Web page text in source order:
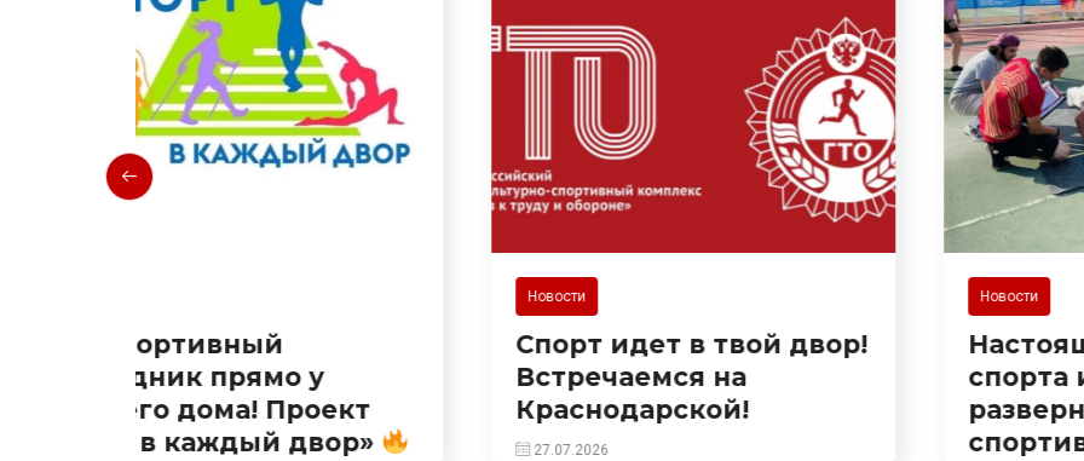
Спорт идет в твой двор!
Встречаемся на
Краснодарской!
27.07.2026
Настоящий праздник
спорта и здоровья
развернулся 25 июля на